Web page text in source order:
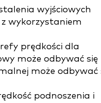
wyjściowych
wykorzystaniem
prędkości dla
może odbywać się
może odbywać
podnoszenia i